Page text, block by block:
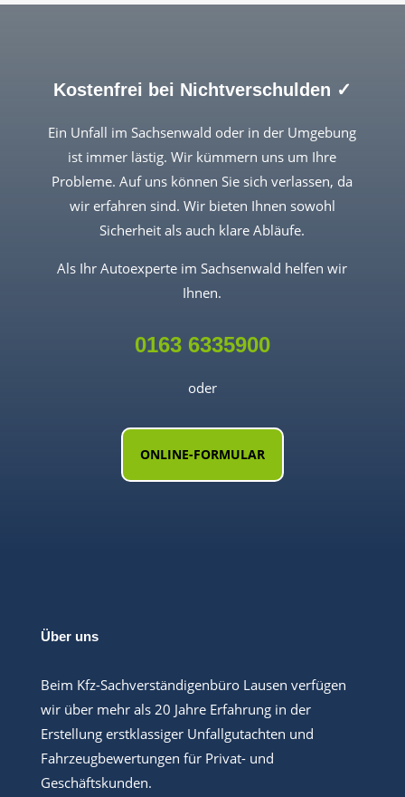
Kostenfrei bei Nichtverschulden ✓
Ein Unfall im Sachsenwald oder in der Umgebung
ist immer lästig. Wir kümmern uns um Ihre
Probleme. Auf uns können Sie sich verlassen, da
wir erfahren sind. Wir bieten Ihnen sowohl
Sicherheit als auch klare Abläufe.
Als Ihr Autoexperte im Sachsenwald helfen wir
Ihnen.
0163 6335900
oder
ONLINE-FORMULAR
Über uns
Beim Kfz-Sachverständigenbüro Lausen verfügen
wir über mehr als 20 Jahre Erfahrung in der
Erstellung erstklassiger Unfallgutachten und
Fahrzeugbewertungen für Privat- und
Geschäftskunden.